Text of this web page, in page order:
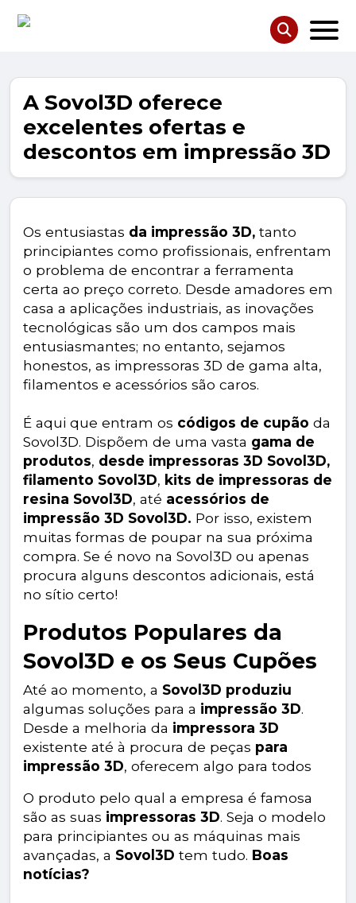
A Sovol3D oferece
excelentes ofertas e
descontos em impressão 3D
Os entusiastas da impressão 3D, tanto
principiantes como profissionais, enfrentam
o problema de encontrar a ferramenta
certa ao preço correto. Desde amadores em
casa a aplicações industriais, as inovações
tecnológicas são um dos campos mais
entusiasmantes; no entanto, sejamos
honestos, as impressoras 3D de gama alta,
filamentos e acessórios são caros.
É aqui que entram os códigos de cupão da
Sovol3D. Dispõem de uma vasta gama de
produtos, desde impressoras 3D Sovol3D,
filamento Sovol3D, kits de impressoras de
resina Sovol3D, até acessórios de
impressão 3D Sovol3D. Por isso, existem
muitas formas de poupar na sua próxima
compra. Se é novo na Sovol3D ou apenas
procura alguns descontos adicionais, está
no sítio certo!
Produtos Populares da
Sovol3D e os Seus Cupões
Até ao momento, a Sovol3D produziu
algumas soluções para a impressão 3D.
Desde a melhoria da impressora 3D
existente até à procura de peças para
impressão 3D, oferecem algo para todos
O produto pelo qual a empresa é famosa
são as suas impressoras 3D. Seja o modelo
para principiantes ou as máquinas mais
avançadas, a Sovol3D tem tudo. Boas
notícias?